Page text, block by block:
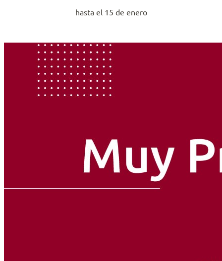
hasta el 15 de enero